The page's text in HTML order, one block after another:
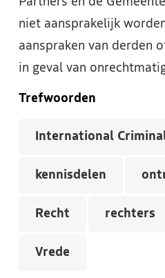
niet aansprakelijk
aanspraken van derden
in geval van
Trefwoorden
International
kennisdelen
Recht rechters
Vrede